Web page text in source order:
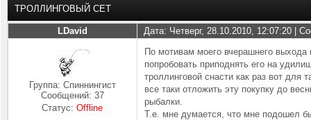
ТРОЛЛИНГОВЫЙ СЕТ
LDavid Дата: Четверг, 28.10.2010, 12:07:20 |
Группа: Спиннингист
Сообщений: 37
Статус:Offline
По мотивам моего вчерашнего выхода
попробовать приподнять его на
троллинговой снасти как раз вот для
все таки отложить эту покупку до
рыбалки.
Т.е. мне думается, что мне подошел